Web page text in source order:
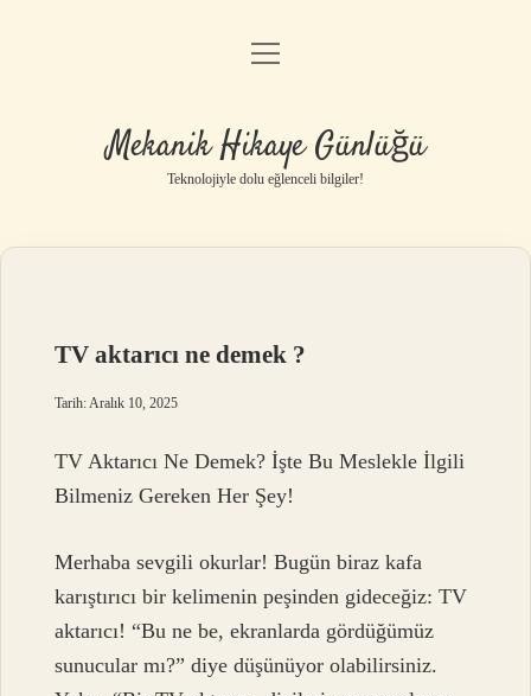
Anasayfa
Yasal Uyarı
menüyü
Mekanik Hikaye Günlüğü
Teknolojiyle dolu eğlenceli bilgiler!
TV aktarıcı ne demek ?
Tarih: Aralık 10, 2025
TV Aktarıcı Ne Demek? İşte Bu Meslekle İlgili
Bilmeniz Gereken Her Şey!
Merhaba sevgili okurlar! Bugün biraz kafa
karıştırıcı bir kelimenin peşinden gideceğiz: TV
aktarıcı! “Bu ne be, ekranlarda gördüğümüz
sunucular mı?” diye düşünüyor olabilirsiniz.